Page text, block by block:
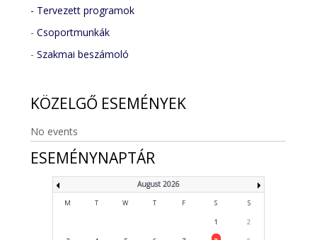
- Tervezett programok
-Csoportmunkák
-Szakmai beszámoló
KÖZELGŐ ESEMÉNYEK
No events
ESEMÉNYNAPTÁR
August 2026
M T W T F S S
1 2